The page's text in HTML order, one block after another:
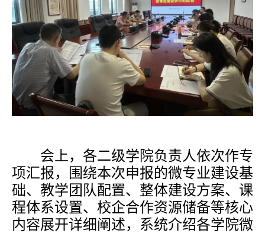
会上，各二级学院负责人依次作专
项汇报，围绕本次申报的微专业建设基
础、教学团队配置、整体建设方案、课
程体系设置、校企合作资源储备等核心
内容展开详细阐述，系统介绍各学院微